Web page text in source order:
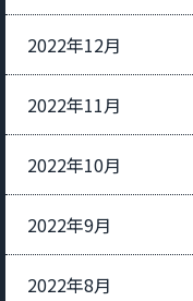
2022年12月
2022年11月
2022年10月
2022年9月
2022年8月